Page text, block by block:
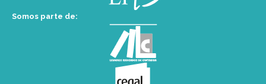
Somos parte de: